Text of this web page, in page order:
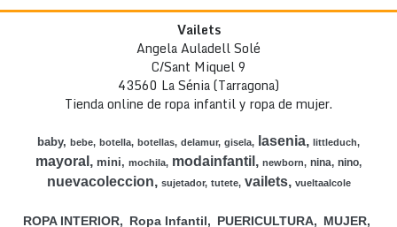
Vailets
Angela Auladell Solé
C/Sant Miquel 9
43560 La Sénia (Tarragona)
Tienda online de ropa infantil y ropa de mujer.
baby bebe botella botellas delamur gisela lasenia littleduch
mayoral mini mochila modainfantil newborn nina nino
nuevacoleccion sujetador tutete vailets vueltaalcole
ROPA INTERIOR Ropa Infantil PUERICULTURA MUJER